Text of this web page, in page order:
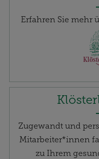
Erfahren Sie mehr
Zugewandt und
Mitarbeiter*innen
zu Ihrem